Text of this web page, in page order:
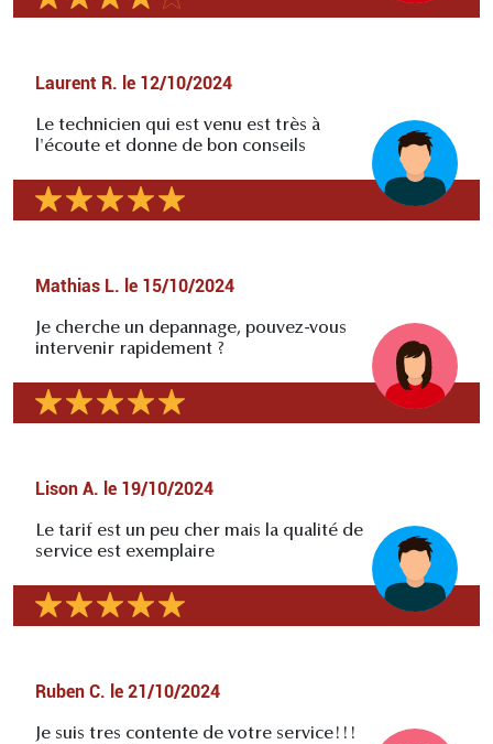
Laurent R. le 12/10/2024
Le technicien qui est venu est très à
l'écoute et donne de bon conseils
Mathias L. le 15/10/2024
Je cherche un depannage, pouvez-vous
intervenir rapidement ?
Lison A. le 19/10/2024
Le tarif est un peu cher mais la qualité de
service est exemplaire
Ruben C. le 21/10/2024
Je suis tres contente de votre service!!!